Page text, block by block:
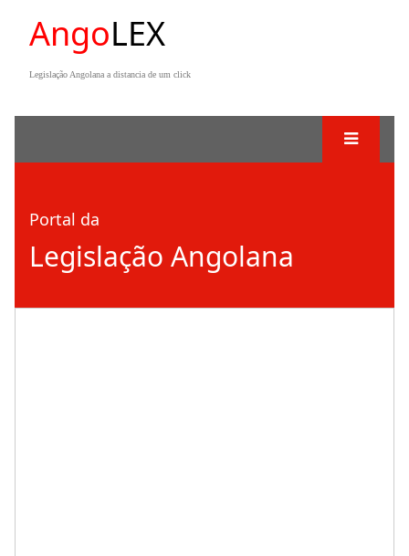
AngoLEX
Legislação Angolana a distancia de um click
Portal da
Legislação Angolana